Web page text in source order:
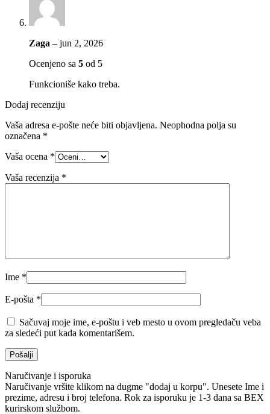
Zaga – jun 2, 2026
Ocenjeno sa 5 od 5
Funkcioniše kako treba.
Dodaj recenziju
Vaša adresa e-pošte neće biti objavljena. Neophodna polja su
označena *
Vaša ocena *
Vaša recenzija *
Ime *
E-pošta *
Sačuvaj moje ime, e-poštu i veb mesto u ovom pregledaču veba
za sledeći put kada komentarišem.
Naručivanje i isporuka
Naručivanje vršite klikom na dugme "dodaj u korpu". Unesete Ime i
prezime, adresu i broj telefona. Rok za isporuku je 1-3 dana sa BEX
kurirskom službom.